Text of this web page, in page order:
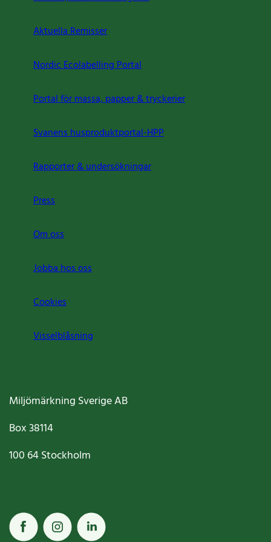
Aktuella Remisser
Nordic Ecolabelling Portal
Portal för massa, papper & tryckerier
Svanens husproduktportal-HPP
Rapporter & undersökningar
Press
Om oss
Jobba hos oss
Cookies
Visselblåsning
Miljömärkning Sverige AB
Box38114
100 64Stockholm